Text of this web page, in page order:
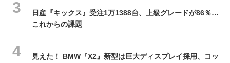
日産『キックス』受注1万1388台、上級グレードが86％…
これからの課題
見えた！ BMW『X2』新型は巨大ディスプレイ採用、コッ